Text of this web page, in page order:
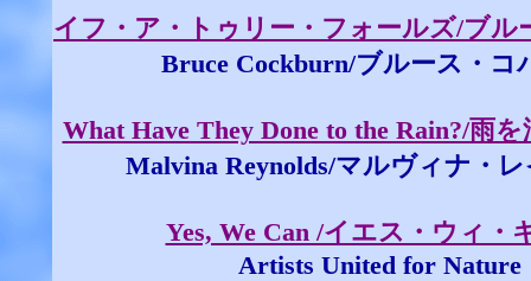
イフ・ア・トゥリー・フォールズ/ブル
Bruce Cockburn/ブルース・コ
What Have They Done to the Rain?/雨
Malvina Reynolds/マルヴィナ・
Yes, We Can /イエス・ウィ・
Artists United for Nature